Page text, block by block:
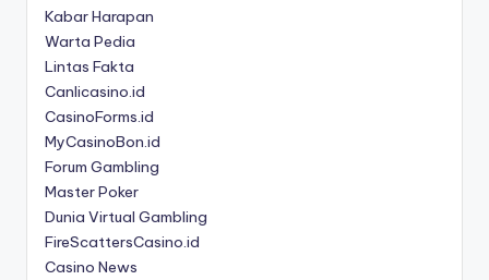
Kabar Harapan
Warta Pedia
Lintas Fakta
Canlicasino.id
CasinoForms.id
MyCasinoBon.id
Forum Gambling
Master Poker
Dunia Virtual Gambling
FireScattersCasino.id
Casino News